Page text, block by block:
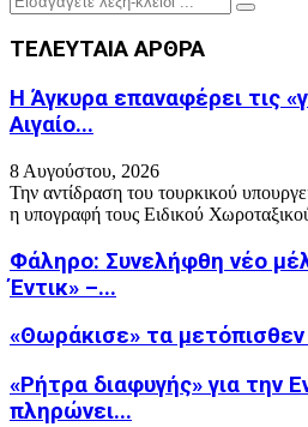
for:
Search
ΤΕΛΕΥΤΑΙΑ ΑΡΘΡΑ
Η Άγκυρα επαναφέρει τις
Αιγαίο...
8 Αυγούστου, 2026
Την αντίδραση του τουρκικού
η υπογραφή τους Ειδικού
Φάληρο: Συνελήφθη νέο
Έντικ» –...
«Θωράκισε» τα
«Ρήτρα διαφυγής» για την
πληρώνει...